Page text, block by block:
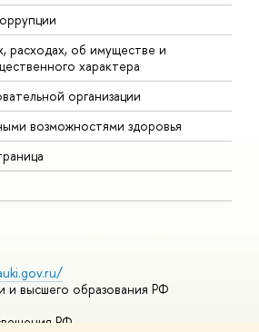
расходах, об имуществе и
характера
организации
возможностями здоровья
и высшего образования РФ
РФ